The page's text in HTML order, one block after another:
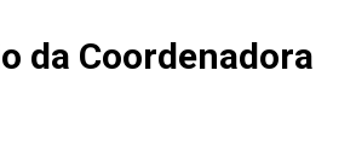
da Coordenadora